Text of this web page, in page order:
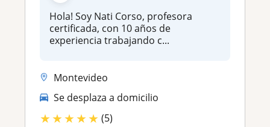
Hola! Soy Nati Corso, profesora
certificada, con 10 años de
experiencia trabajando c...
Montevideo
Se desplaza a domicilio
★★★★★ (5)